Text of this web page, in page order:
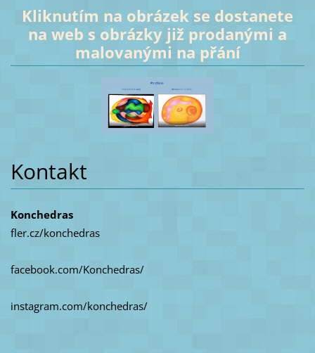
Kliknutím na obrázek se dostanete
na web s obrázky již prodanými a
malovanými na přání
Kontakt
Konchedras
fler.cz/konchedras
facebook.com/Konchedras/
instagram.com/konchedras/